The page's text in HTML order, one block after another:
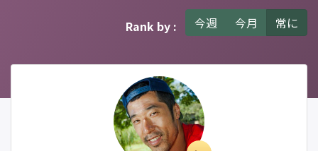
Rank by : 今週 今月 常に